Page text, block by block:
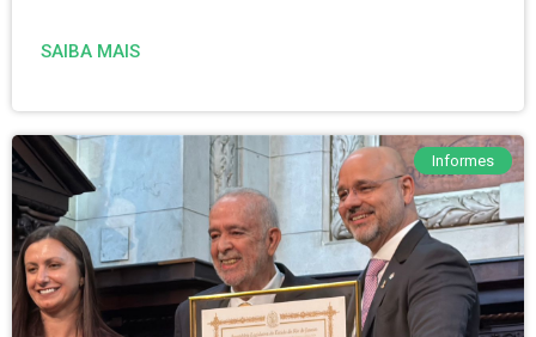
SAIBA MAIS
Informes